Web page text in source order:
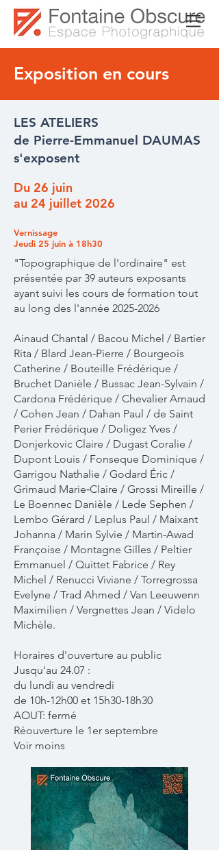
Exposition en cours
LES ATELIERS
de Pierre-Emmanuel DAUMAS
s'exposent
Du 26 juin
au 24 juillet 2026
Vernissage
Jeudi 25 juin à 18h30
"Topographique de l'ordinaire" est
présentée par 39 auteurs exposants
ayant suivi les cours de formation tout
au long des l'année 2025-2026
Ainaud Chantal / Bacou Michel / Bartier
Rita / Blard Jean-Pierre / Bourgeois
Catherine / Bouteille Frédérique /
Bruchet Danièle / Bussac Jean-Sylvain /
Cardona Frédérique / Chevalier Arnaud
/ Cohen Jean / Dahan Paul / de Saint
Perier Frédérique / Doligez Yves /
Donjerkovic Claire / Dugast Coralie /
Dupont Louis / Fonseque Dominique /
Garrigou Nathalie / Godard Éric /
Grimaud Marie‑Claire / Grossi Mireille /
Le Boennec Danièle / Lede Sephen /
Lembo Gérard / Leplus Paul / Maixant
Johanna / Marin Sylvie / Martin-Awad
Françoise / Montagne Gilles / Peltier
Emmanuel / Quittet Fabrice / Rey
Michel / Renucci Viviane / Torregrossa
Evelyne / Trad Ahmed / Van Leeuwenn
Maximilien / Vergnettes Jean / Videlo
Michèle.
Horaires d'ouverture au public
Jusqu'au 24.07 :
du lundi au vendredi
de 10h-12h00 et 15h30-18h30
AOUT: fermé
Réouverture le 1er septembre
Voir moins